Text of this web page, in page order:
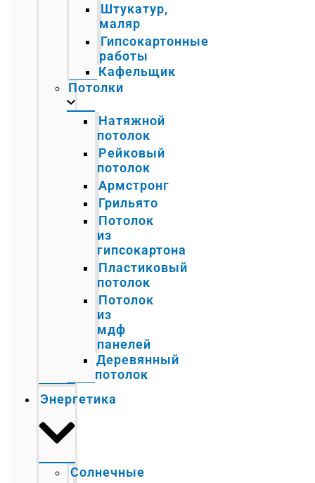
Штукатур,
маляр
Гипсокартонные
работы
Кафельщик
Потолки
Натяжной
потолок
Рейковый
потолок
Армстронг
Грильято
Потолок
из
гипсокартона
Пластиковый
потолок
Потолок
из
мдф
панелей
Деревянный
потолок
Энергетика
Солнечные